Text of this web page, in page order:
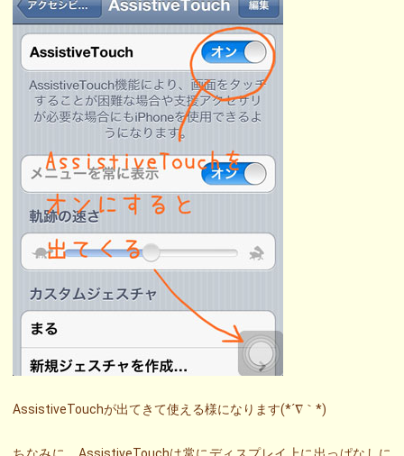
AssistiveTouchが出てきて使える様になります(*´∇｀*)
ちなみに、AssistiveTouchは常にディスプレイ上に出っぱなしに